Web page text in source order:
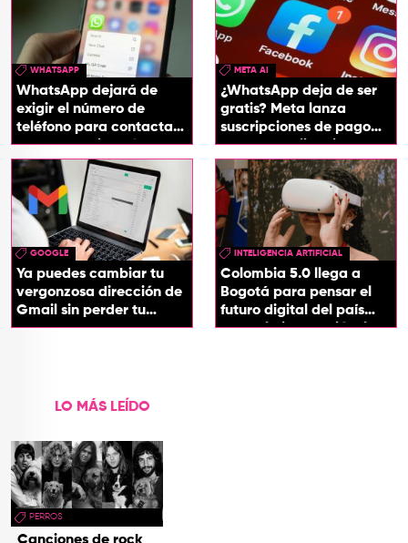
WHATSAPP
WhatsApp dejará de
exigir el número de
teléfono para contactar
a otro usuario: así
funcionará
META AI
¿WhatsApp deja de ser
gratis? Meta lanza
suscripciones de pago
para sus aplicaciones
GOOGLE
Ya puedes cambiar tu
vergonzosa dirección de
Gmail sin perder tu
cuenta
INTELIGENCIA ARTIFICIAL
Colombia 5.0 llega a
Bogotá para pensar el
futuro digital del país
desde la innovación, la
LO MÁS LEÍDO
PERROS
Canciones de rock